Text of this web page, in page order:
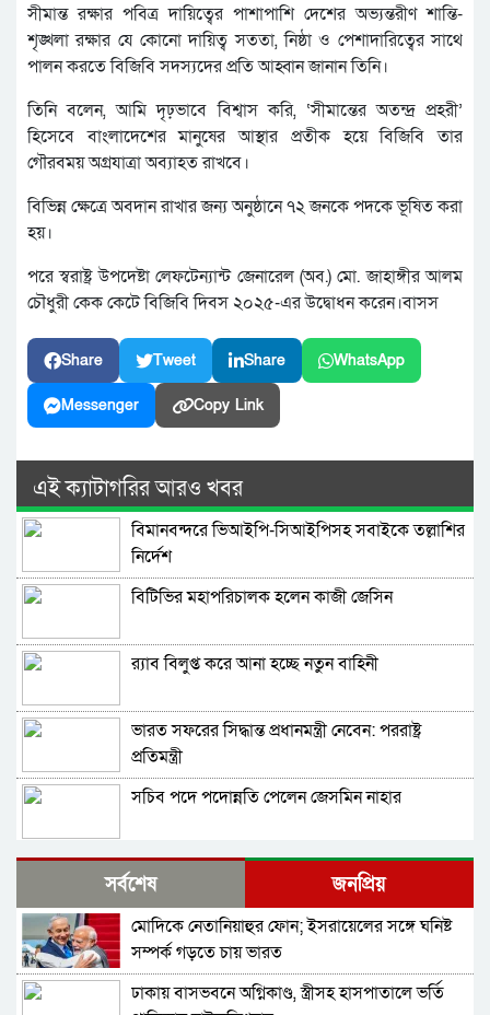
সীমান্ত রক্ষার পবিত্র দায়িত্বের পাশাপাশি দেশের অভ্যন্তরীণ শান্তি-
শৃঙ্খলা রক্ষার যে কোনো দায়িত্ব সততা, নিষ্ঠা ও পেশাদারিত্বের সাথে
পালন করতে বিজিবি সদস্যদের প্রতি আহ্বান জানান তিনি।
তিনি বলেন, আমি দৃঢ়ভাবে বিশ্বাস করি, ‘সীমান্তের অতন্দ্র প্রহরী’
হিসেবে বাংলাদেশের মানুষের আস্থার প্রতীক হয়ে বিজিবি তার
গৌরবময় অগ্রযাত্রা অব্যাহত রাখবে।
বিভিন্ন ক্ষেত্রে অবদান রাখার জন্য অনুষ্ঠানে ৭২ জনকে পদকে ভূষিত করা
হয়।
পরে স্বরাষ্ট্র উপদেষ্টা লেফটেন্যান্ট জেনারেল (অব.) মো. জাহাঙ্গীর আলম
চৌধুরী কেক কেটে বিজিবি দিবস ২০২৫-এর উদ্বোধন করেন।বাসস
Share Tweet Share WhatsApp
Messenger Copy Link
এই ক্যাটাগরির আরও খবর
বিমানবন্দরে ভিআইপি-সিআইপিসহ সবাইকে তল্লাশির
নির্দেশ
বিটিভির মহাপরিচালক হলেন কাজী জেসিন
র‍্যাব বিলুপ্ত করে আনা হচ্ছে নতুন বাহিনী
ভারত সফরের সিদ্ধান্ত প্রধানমন্ত্রী নেবেন: পররাষ্ট্র
প্রতিমন্ত্রী
সচিব পদে পদোন্নতি পেলেন জেসমিন নাহার
পুলিশের ৭ কর্মকর্তাকে বদলি
পাইপলাইনের মাধ্যমে ভারত থেকে আরও বেশি
ডিজেল চেয়েছি: জ্বালানিমন্ত্রী
যথাযোগ্য মর্যাদায় সিলেটে জুলাই গণঅভ্যুত্থান দিবস
সর্বশেষ জনপ্রিয়
মোদিকে নেতানিয়াহুর ফোন; ইসরায়েলের সঙ্গে ঘনিষ্ট
সম্পর্ক গড়তে চায় ভারত
ঢাকায় বাসভবনে অগ্নিকাণ্ড, স্ত্রীসহ হাসপাতালে ভর্তি